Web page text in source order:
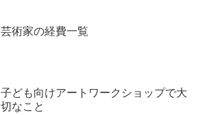
芸術家の経費一覧
子ども向けアートワークショップで大
切なこと